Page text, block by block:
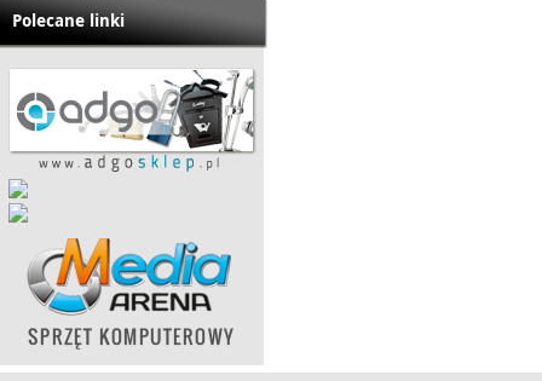
Polecane linki